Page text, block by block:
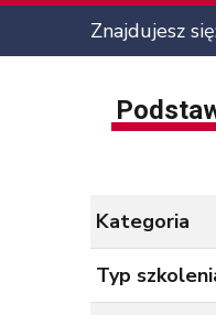
Znajdujesz
Kategoria
Typ